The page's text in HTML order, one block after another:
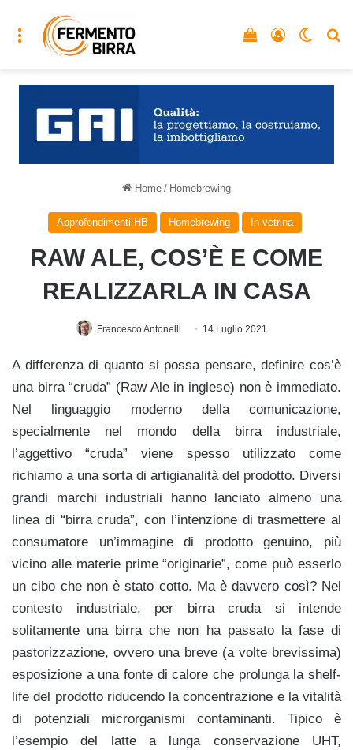
Menu Accedi
Vedi il carrello
Home / Homebrewing
Approfondimenti HB Homebrewing In vetrina
RAW ALE, COS’È E COME
REALIZZARLA IN CASA
Francesco Antonelli 14 Luglio 2021
A differenza di quanto si possa pensare, definire cos’è
una birra “cruda” (Raw Ale in inglese) non è immediato.
Nel linguaggio moderno della comunicazione,
specialmente nel mondo della birra industriale,
l’aggettivo “cruda” viene spesso utilizzato come
richiamo a una sorta di artigianalità del prodotto. Diversi
grandi marchi industriali hanno lanciato almeno una
linea di “birra cruda”, con l’intenzione di trasmettere al
consumatore un’immagine di prodotto genuino, più
vicino alle materie prime “originarie”, come può esserlo
un cibo che non è stato cotto. Ma è davvero così? Nel
contesto industriale, per birra cruda si intende
solitamente una birra che non ha passato la fase di
pastorizzazione, ovvero una breve (a volte brevissima)
esposizione a una fonte di calore che prolunga la shelf-
life del prodotto riducendo la concentrazione e la vitalità
di potenziali microrganismi contaminanti. Tipico è
l’esempio del latte a lunga conservazione UHT,